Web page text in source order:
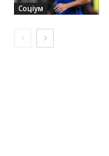
Соціум